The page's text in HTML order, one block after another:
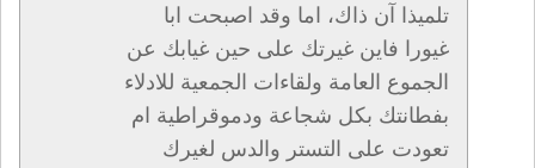
تلميذا آن ذاك، اما وقد اصبحت ابا
غيورا فاين غيرتك على حين غيابك عن
الجموع العامة ولقاءات الجمعية للادلاء
بفطانتك بكل شجاعة ودموقراطية ام
تعودت على التستر والدس لغيرك